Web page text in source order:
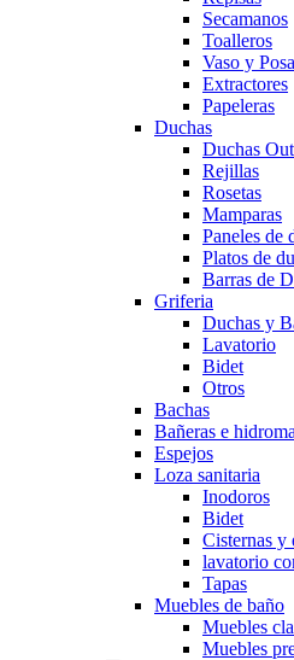
Secamanos
Toalleros
Vaso y
Extractores
Papeleras
Duchas
Duchas
Rejillas
Rosetas
Mamparas
Paneles de
Platos de
Barras de
Griferia
Duchas y
Lavatorio
Bidet
Otros
Bachas
Bañeras e
Espejos
Loza sanitaria
Inodoros
Bidet
Cisternas y
lavatorio
Tapas
Muebles de baño
Muebles
Muebles